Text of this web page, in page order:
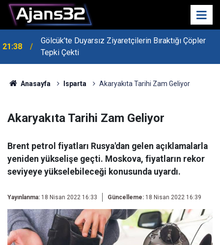
21:38
Gölcük’te Duyarsız Ziyaretçilerin Bıraktığı Çöpler
Tepki Çekti
Anasayfa Isparta Akaryakıta Tarihi Zam Geliyor
Akaryakıta Tarihi Zam Geliyor
Brent petrol fiyatları Rusya'dan gelen açıklamalarla
yeniden yükselişe geçti. Moskova, fiyatların rekor
seviyeye yükselebileceği konusunda uyardı.
Yayınlanma: 18 Nisan 2022 16:33 Güncelleme: 18 Nisan 2022 16:39